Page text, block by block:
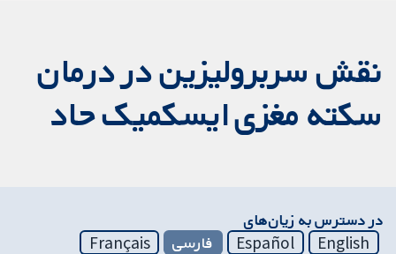
نقش سربرولیزین در درمان
سکته مغزی ایسکمیک حاد
در دسترس به زیان‌های
English
Español فارسی
Français